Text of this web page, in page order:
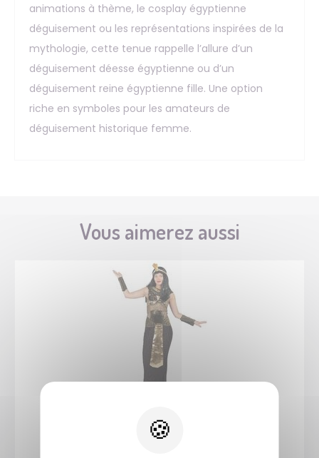
animations à thème, le cosplay égyptienne
déguisement ou les représentations inspirées de la
mythologie, cette tenue rappelle l’allure d’un
déguisement déesse égyptienne ou d’un
déguisement reine égyptienne fille. Une option
riche en symboles pour les amateurs de
déguisement historique femme.
Vous aimerez aussi
44181
Costume Égyptienne - adulte - S/M